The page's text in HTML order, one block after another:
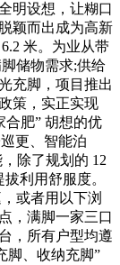
明设想，让糊口
颖而出成为高新
米。为业从带
储物需求;供给
充脚，项目推出
策，实正实现
合肥” 胡想的优
更、智能泊
除了规划的 12
利用舒服度。
或者用以下浏
，满脚一家三口
，所有户型均遵
脚、收纳充脚”